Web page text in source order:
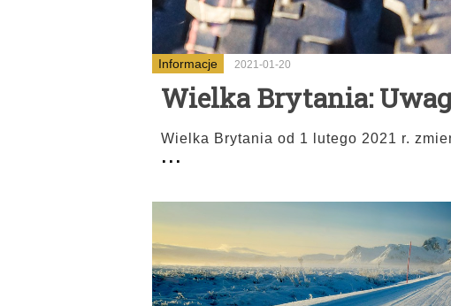
Informacje 2021-01-20
Wielka Brytania:
Wielka Brytania od 1 lutego 2021 r.
...